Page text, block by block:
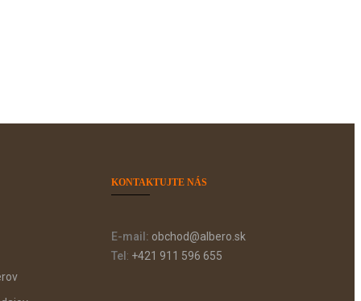
KONTAKTUJTE NÁS
E-mail: obchod@albero.sk
Tel : +421 911 596 655